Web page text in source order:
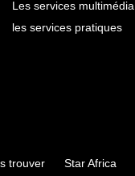
Les services multimédia
les services pratiques
trouver Star Africa